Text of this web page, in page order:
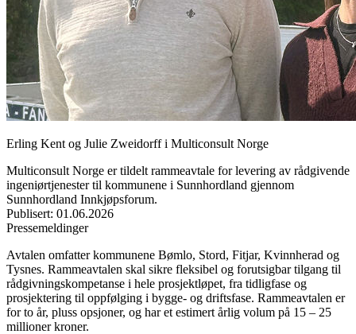
Erling Kent og Julie Zweidorff i Multiconsult Norge
Multiconsult Norge er tildelt rammeavtale for levering av rådgivende
ingeniørtjenester til kommunene i Sunnhordland gjennom
Sunnhordland Innkjøpsforum.
Publisert: 01.06.2026
Pressemeldinger
Avtalen omfatter kommunene Bømlo, Stord, Fitjar, Kvinnherad og
Tysnes. Rammeavtalen skal sikre fleksibel og forutsigbar tilgang til
rådgivningskompetanse i hele prosjektløpet, fra tidligfase og
prosjektering til oppfølging i bygge- og driftsfase. Rammeavtalen er
for to år, pluss opsjoner, og har et estimert årlig volum på 15 – 25
millioner kroner.